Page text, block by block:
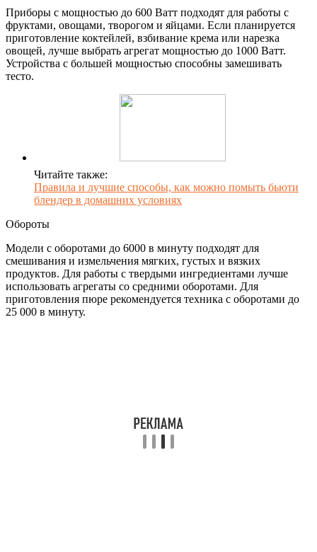
Приборы с мощностью до 600 Ватт подходят для работы с
фруктами, овощами, творогом и яйцами. Если планируется
приготовление коктейлей, взбивание крема или нарезка
овощей, лучше выбрать агрегат мощностью до 1000 Ватт.
Устройства с большей мощностью способны замешивать
тесто.
Читайте также:
Правила и лучшие способы, как можно помыть бьюти
блендер в домашних условиях
Обороты
Модели с оборотами до 6000 в минуту подходят для
смешивания и измельчения мягких, густых и вязких
продуктов. Для работы с твердыми ингредиентами лучше
использовать агрегаты со средними оборотами. Для
приготовления пюре рекомендуется техника с оборотами до
25 000 в минуту.